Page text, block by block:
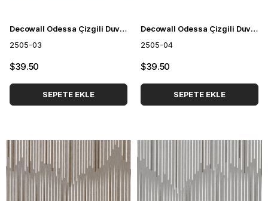
Decowall Odessa Çizgili Duvar Kağıdı 2505-03
2505-03
$39.50
SEPETE EKLE
Decowall Odessa Çizgili Duvar Kağıdı 2505-04
2505-04
$39.50
SEPETE EKLE